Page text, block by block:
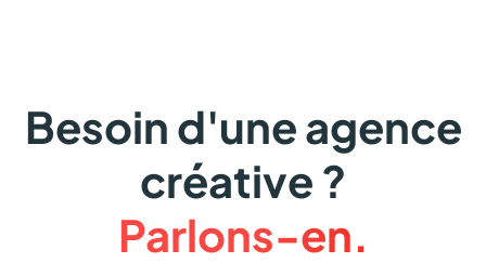
Besoin d'une agence
créative ?
Parlons-en.